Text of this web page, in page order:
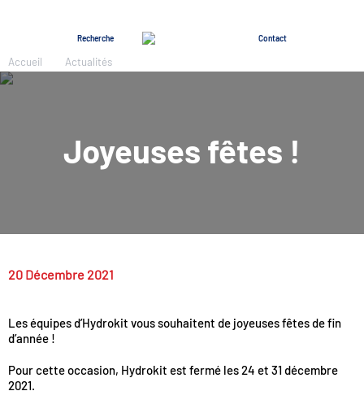
Recherche Contact
Accueil Actualités
Joyeuses fêtes !
20 Décembre 2021
Les équipes d’Hydrokit vous souhaitent de joyeuses fêtes de fin
d’année !
Pour cette occasion, Hydrokit est fermé les 24 et 31 décembre
2021.